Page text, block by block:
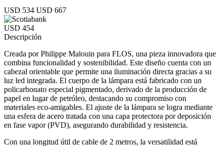
USD 534 USD 667
USD 454
Descripción
Creada por Philippe Malouin para FLOS, una pieza innovadora que
combina funcionalidad y sostenibilidad. Este diseño cuenta con un
cabezal orientable que permite una iluminación directa gracias a su
luz led integrada. El cuerpo de la lámpara está fabricado con un
policarbonato especial pigmentado, derivado de la producción de
papel en lugar de petróleo, destacando su compromiso con
materiales eco-amigables. El ajuste de la lámpara se logra mediante
una esfera de acero tratada con una capa protectora por deposición
en fase vapor (PVD), asegurando durabilidad y resistencia.
Con una longitud útil de cable de 2 metros, la versatilidad está